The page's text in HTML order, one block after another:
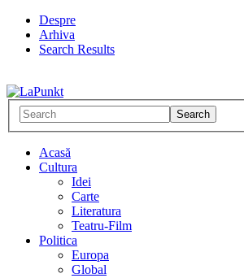
Despre
Arhiva
Search Results
Acasă
Cultura
Idei
Carte
Literatura
Teatru-Film
Politica
Europa
Global